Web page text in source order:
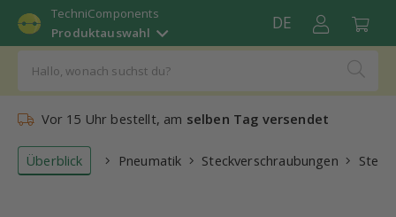
TechniComponents
Produktauswahl
DE
Vor 15 Uhr bestellt, am selben Tag versendet
Überblick Pneumatik Steckverschraubungen